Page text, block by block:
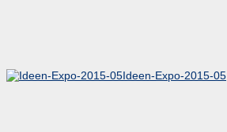
Ideen-Expo-2015-05